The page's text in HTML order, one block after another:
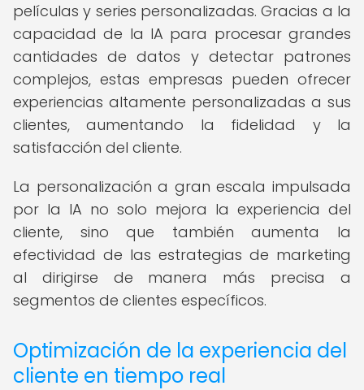
películas y series personalizadas. Gracias a la
capacidad de la IA para procesar grandes
cantidades de datos y detectar patrones
complejos, estas empresas pueden ofrecer
experiencias altamente personalizadas a sus
clientes, aumentando la fidelidad y la
satisfacción del cliente.
La personalización a gran escala impulsada
por la IA no solo mejora la experiencia del
cliente, sino que también aumenta la
efectividad de las estrategias de marketing
al dirigirse de manera más precisa a
segmentos de clientes específicos.
Optimización de la experiencia del
cliente en tiempo real